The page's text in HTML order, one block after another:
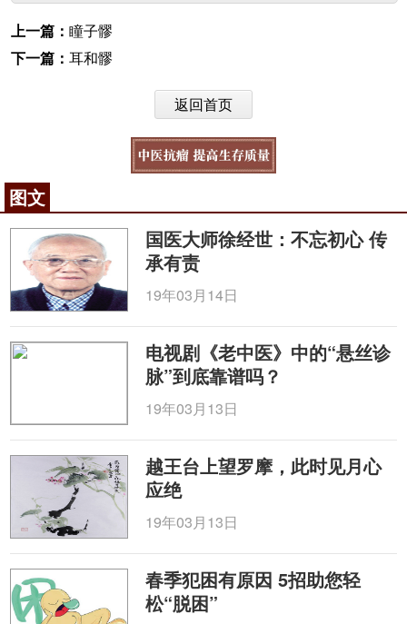
上一篇： 瞳子髎
下一篇： 耳和髎
返回首页
图文
国医大师徐经世：不忘初心 传
承有责
19年03月14日
电视剧《老中医》中的“悬丝诊
脉”到底靠谱吗？
19年03月13日
越王台上望罗摩，此时见月心
应绝
19年03月13日
春季犯困有原因 5招助您轻
松“脱困”